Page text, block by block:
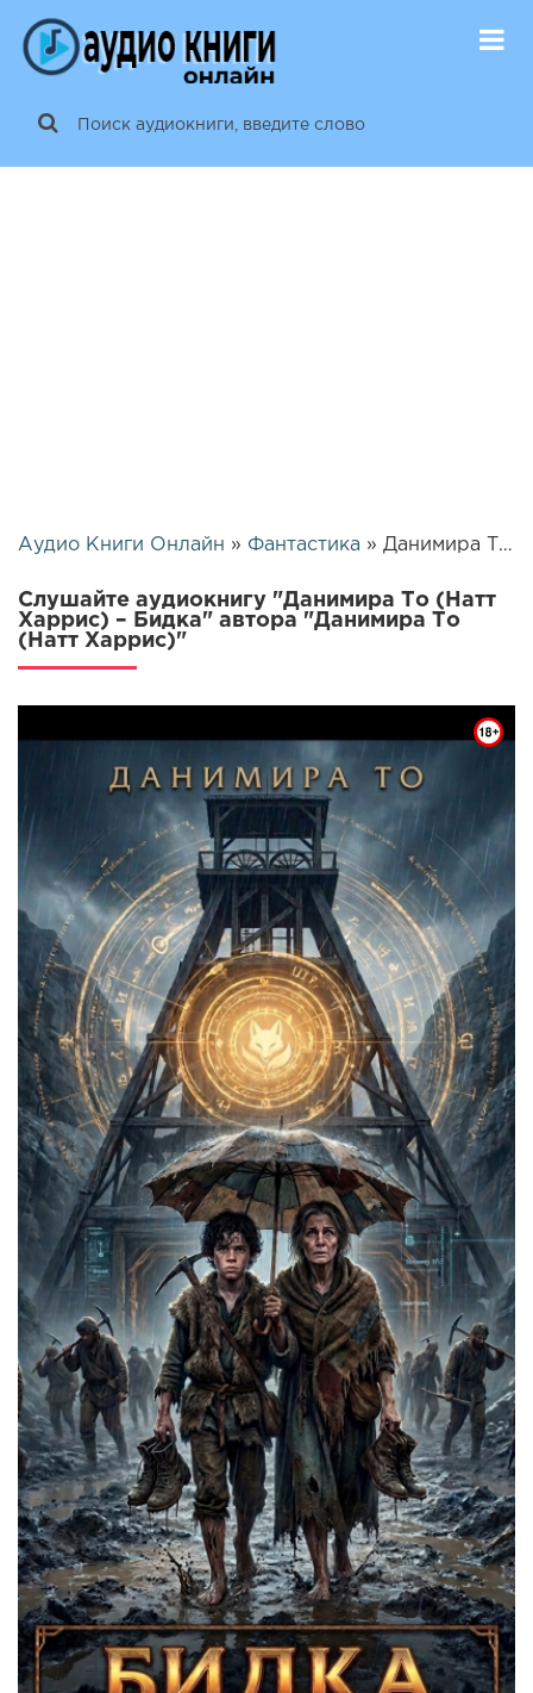
Аудио Книги Онлайн » Фантастика » Данимира То (Натт Харрис) – Бидка | 25973
Слушайте аудиокнигу "Данимира То (Натт
Харрис) – Бидка" автора "Данимира То
(Натт Харрис)"